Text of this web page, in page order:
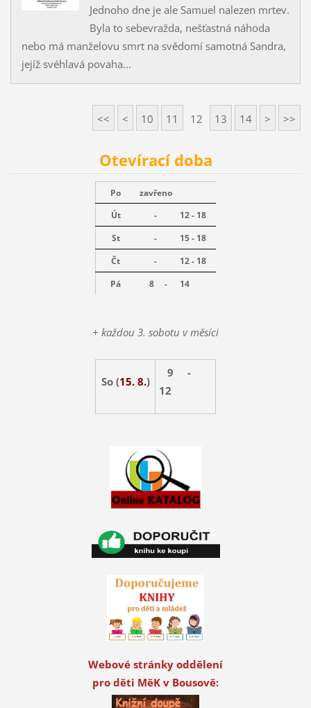
Jednoho dne je ale Samuel nalezen mrtev.
Byla to sebevražda, nešťastná náhoda
nebo má manželovu smrt na svědomí samotná Sandra,
jejíž svéhlavá povaha...
<< < 10 11 12 13 14 > >>
Otevírací doba
Po
zavřeno
Út
-
12 - 18
St
-
15 - 18
Čt
-
12 - 18
Pá
8 - 14
+ každou 3. sobotu v měsíci
So (15. 8.)
9 -
12
Webové stránky oddělení
pro děti MěK v Bousově: